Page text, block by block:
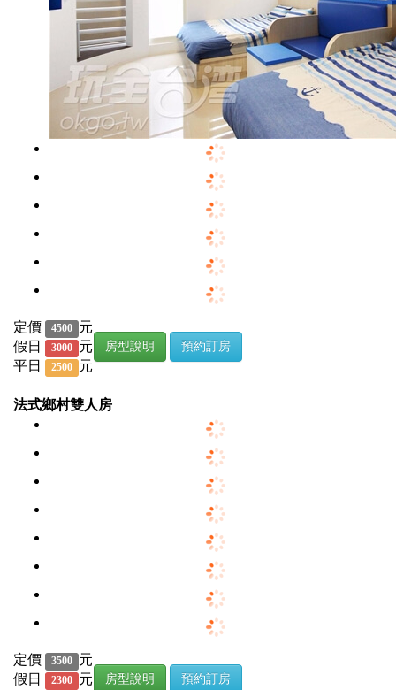
定價 4500 元
假日
3000 元
平日
2500 元
房型說明 預約訂房
法式鄉村雙人房
定價 3500 元
假日
2300 元
房型說明 預約訂房